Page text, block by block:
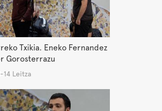
Txikia. Eneko Fernandez
Gorosterrazu
14 Leitza